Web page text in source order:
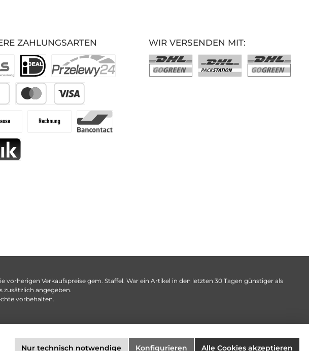
ZAHLUNGSARTEN WIR VERSENDEN MIT:
vorherigen Verkaufspreise gem. Staffel. War ein Artikel in den letzten 30 Tagen günstiger als
zusätzlich angegeben.
vorbehalten.
Nur technisch notwendige Konfigurieren Alle Cookies akzeptieren